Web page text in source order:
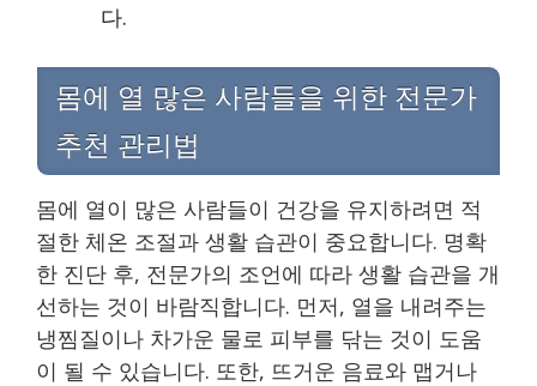
다.
몸에 열 많은 사람들을 위한 전문가
추천 관리법
몸에 열이 많은 사람들이 건강을 유지하려면 적
절한 체온 조절과 생활 습관이 중요합니다. 명확
한 진단 후, 전문가의 조언에 따라 생활 습관을 개
선하는 것이 바람직합니다. 먼저, 열을 내려주는
냉찜질이나 차가운 물로 피부를 닦는 것이 도움
이 될 수 있습니다. 또한, 뜨거운 음료와 맵거나